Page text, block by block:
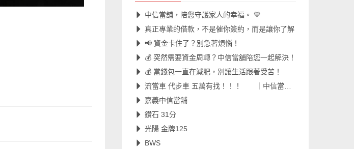
中信當舖，陪您守護家人的幸福。 💙
真正專業的借款，不是催你簽約，而是讓你了解
📢 資金卡住了？別急著煩惱！
💰 突然需要資金周轉？中信當舖陪您一起解決！
💰 當錢包一直在減肥，別讓生活跟著受苦！
流當車 代步車 五萬有找！！！ ｜中信當舖｜流當車｜代步車｜工地車｜嘉義當舖｜
嘉義中信當舖
鑽石 31分
光陽 金牌125
BWS